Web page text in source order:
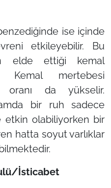
ise içinde
etkileyebilir. Bu
elde ettiği kemal
Kemal mertebesi
oranı da yükselir.
bir ruh sadece
etkin olabiliyorken bir
hatta soyut varlıklar
İsticabet